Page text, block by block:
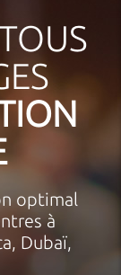
optimal
à
Dubaï,